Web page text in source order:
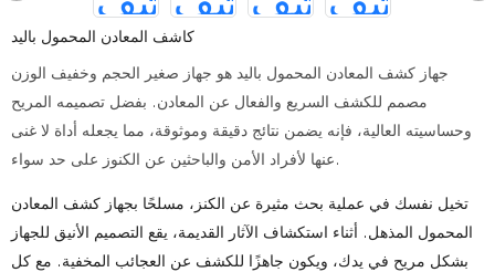
كاشف المعادن المحمول باليد
جهاز كشف المعادن المحمول باليد هو جهاز صغير الحجم وخفيف الوزن
مصمم للكشف السريع والفعال عن المعادن. بفضل تصميمه المريح
وحساسيته العالية، فإنه يضمن نتائج دقيقة وموثوقة، مما يجعله أداة لا غنى
عنها لأفراد الأمن والباحثين عن الكنوز على حد سواء.
تخيل نفسك في عملية بحث مثيرة عن الكنز، مسلحًا بجهاز كشف المعادن
المحمول المذهل. أثناء استكشاف الآثار القديمة، يقع التصميم الأنيق للجهاز
بشكل مريح في يدك، ويكون جاهزًا للكشف عن العجائب المخفية. مع كل